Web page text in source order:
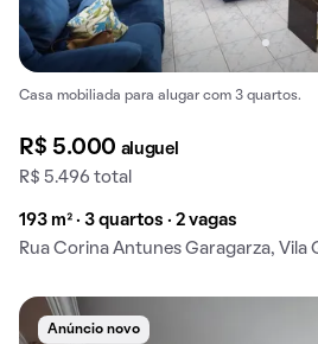
Casa mobiliada para alugar com 3 quartos.
R$ 5.000 aluguel
R$ 5.496 total
193 m² · 3 quartos · 2 vagas
Rua Corina Antunes Garagarza, Vila
Anúncio novo